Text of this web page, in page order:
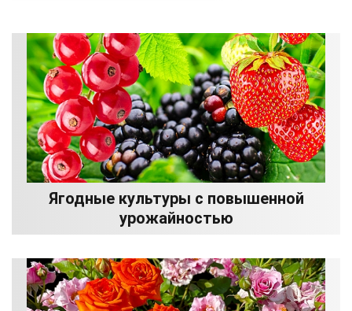
Ягодные культуры с повышенной
урожайностью